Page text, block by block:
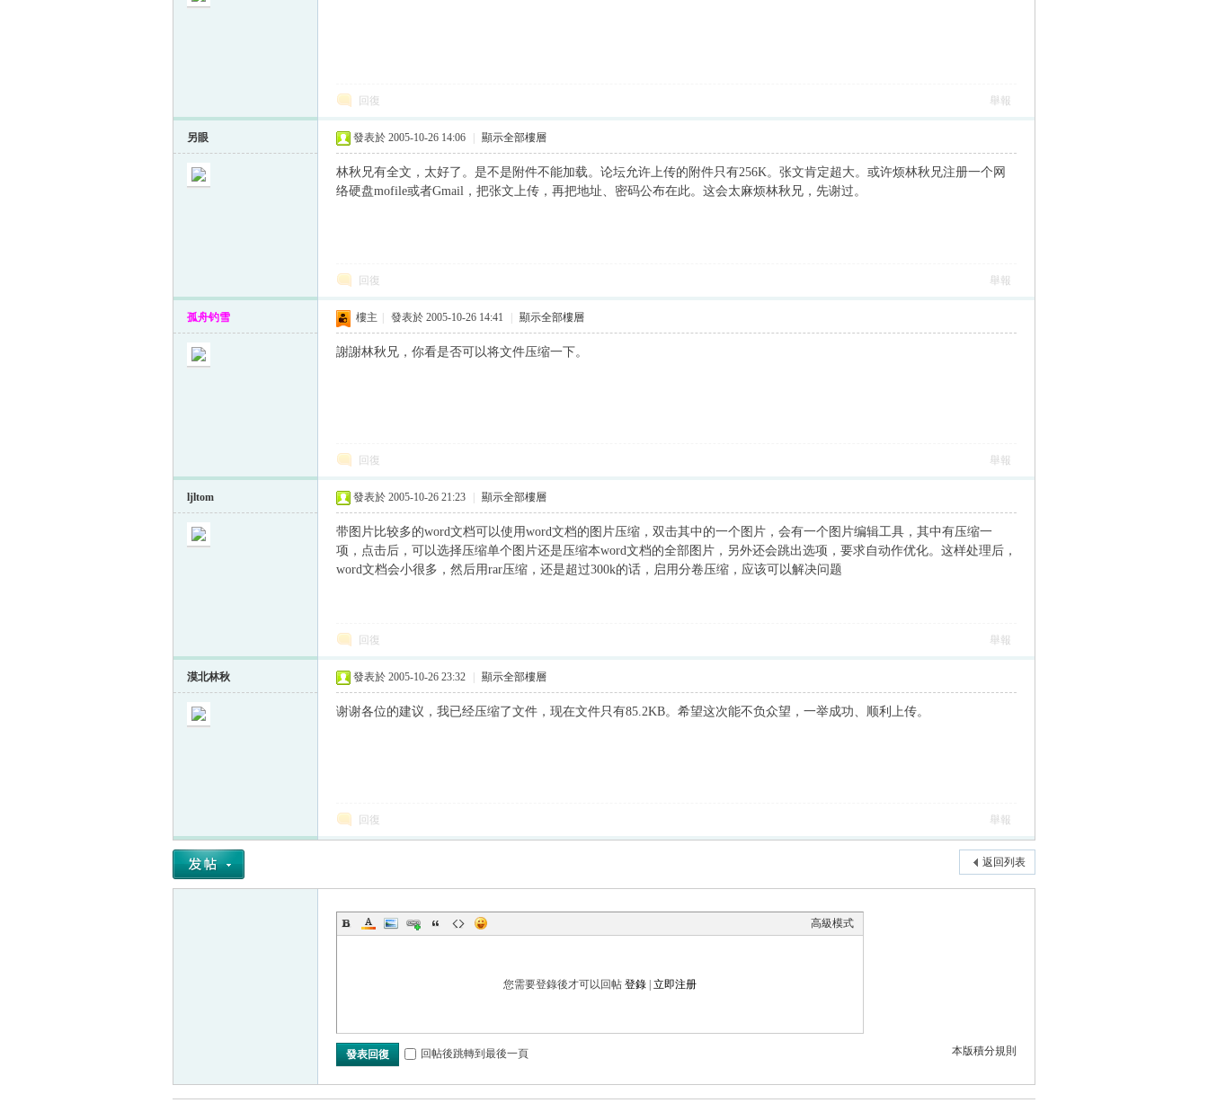
回復 舉報
另眼 發表於 2005-10-26 14:06 顯示全部樓層
林秋兄有全文，太好了。是不是附件不能加载。论坛允许上传的附件只有256K。张文肯定超大。或许烦林秋兄注册一个网
络硬盘mofile或者Gmail，把张文上传，再把地址、密码公布在此。这会太麻烦林秋兄，先谢过。
回復 舉報
孤舟钓雪 樓主 發表於 2005-10-26 14:41 顯示全部樓層
謝謝林秋兄，你看是否可以将文件压缩一下。
回復 舉報
ljltom 發表於 2005-10-26 21:23 顯示全部樓層
带图片比较多的word文档可以使用word文档的图片压缩，双击其中的一个图片，会有一个图片编辑工具，其中有压缩一
项，点击后，可以选择压缩单个图片还是压缩本word文档的全部图片，另外还会跳出选项，要求自动作优化。这样处理后，
word文档会小很多，然后用rar压缩，还是超过300k的话，启用分卷压缩，应该可以解决问题
回復 舉報
漠北林秋 發表於 2005-10-26 23:32 顯示全部樓層
谢谢各位的建议，我已经压缩了文件，现在文件只有85.2KB。希望这次能不负众望，一举成功、顺利上传。
回復 舉報
返回列表
高級模式
您需要登錄後才可以回帖 登錄 立即注册
本版積分規則
發表回復 回帖後跳轉到最後一頁